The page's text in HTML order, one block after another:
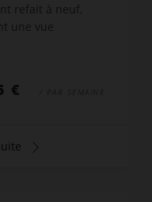
refait à neuf,
une vue
€ / PAR SEMAINE